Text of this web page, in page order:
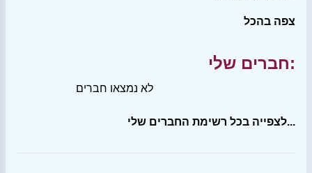
צפה בהכל
חברים שלי:
לא נמצאו חברים
לצפייה בכל רשימת החברים שלי...